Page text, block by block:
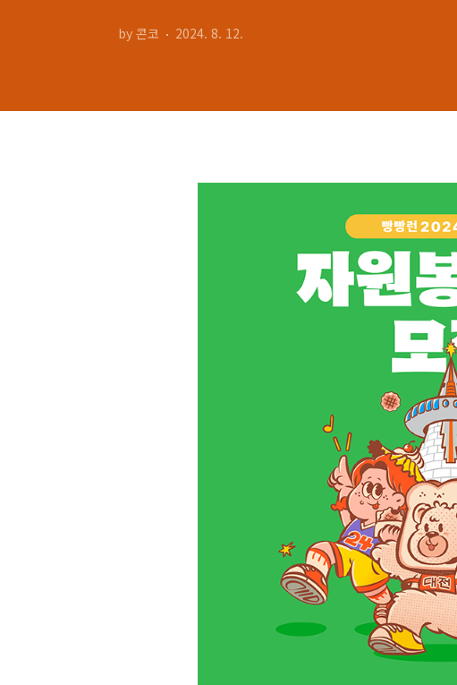
by 콘코 2024. 8. 12.